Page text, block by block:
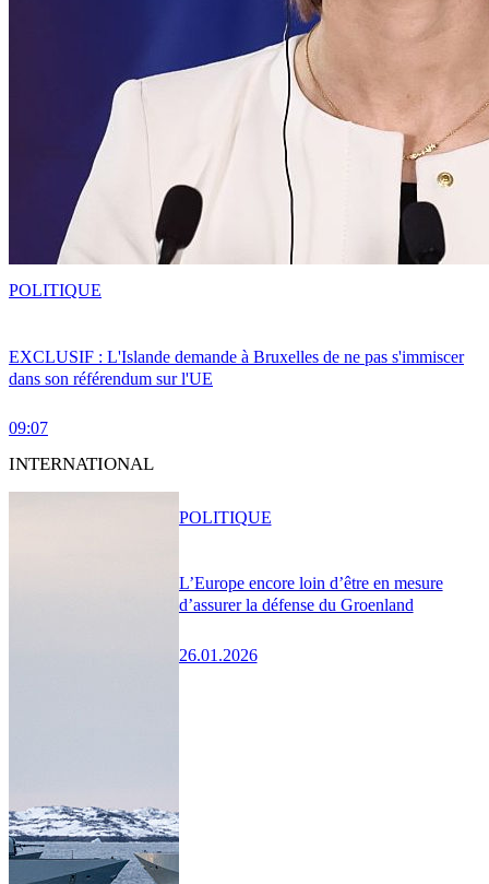
EXCLUSIF : L'Islande demande à Bruxelles de ne pas s'immiscer
dans son référendum sur l'UE
09:07
POLITIQUE
INTERNATIONAL
L’Europe encore loin d’être en mesure
d’assurer la défense du Groenland
26.01.2026
POLITIQUE